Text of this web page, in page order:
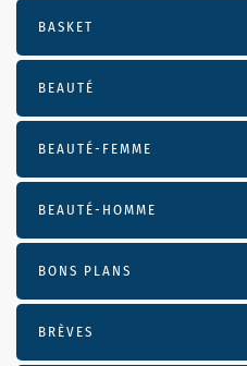
BASKET
BEAUTÉ
BEAUTÉ-FEMME
BEAUTÉ-HOMME
BONS PLANS
BRÈVES